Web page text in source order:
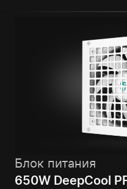
Блок питания
650W DeepCool